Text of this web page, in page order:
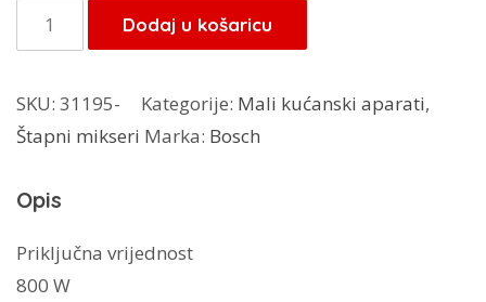
Bosch
štapni
600W
količina
Dodaj u košaricu
SKU: 31195- Kategorije: Mali kućanski aparati,
Štapni mikseri Marka: Bosch
Opis
Priključna vrijednost
800 W